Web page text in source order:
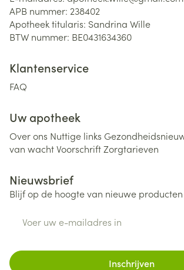
APB nummer: 238402
Apotheek titularis: Sandrina Wille
BTW nummer: BE0431634360
Klantenservice
FAQ
Uw apotheek
Over ons Nuttige links
van wachtVoorschriftZorgtarieven
Nieuwsbrief
Blijf op de hoogte van nieuwe
Inschrijven